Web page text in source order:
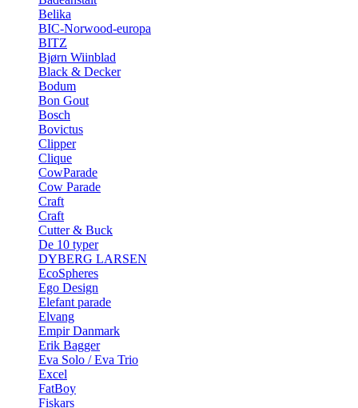
Belika
BIC-Norwood-europa
BITZ
Bjørn Wiinblad
Black & Decker
Bodum
Bon Gout
Bosch
Bovictus
Clipper
Clique
CowParade
Cow Parade
Craft
Craft
Cutter & Buck
De 10 typer
DYBERG LARSEN
EcoSpheres
Ego Design
Elefant parade
Elvang
Empir Danmark
Erik Bagger
Eva Solo / Eva Trio
Excel
FatBoy
Fiskars